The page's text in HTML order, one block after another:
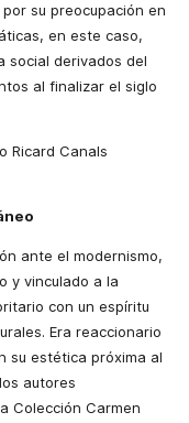
su preocupación en
en este caso,
social derivados del
al finalizar el siglo
Ricard Canals
ante el modernismo,
y vinculado a la
con un espíritu
Era reaccionario
su estética próxima al
autores
Colección Carmen